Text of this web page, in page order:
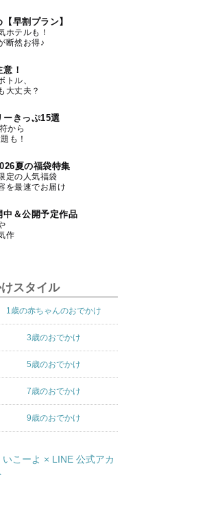
早割プラン】
ホテルも！
断然お得♪
！
トル、
大丈夫？
ーきっぷ15選
から
も！
夏の福袋特集
定の人気福袋
を最速でお届け
中＆公開予定作品
作
スタイル
1歳の赤ちゃんのおでかけ
3歳のおでかけ
5歳のおでかけ
7歳のおでかけ
9歳のおでかけ